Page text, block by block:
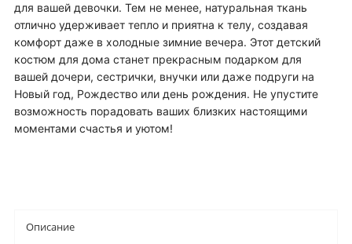
для вашей девочки. Тем не менее, натуральная ткань
отлично удерживает тепло и приятна к телу, создавая
комфорт даже в холодные зимние вечера. Этот детский
костюм для дома станет прекрасным подарком для
вашей дочери, сестрички, внучки или даже подруги на
Новый год, Рождество или день рождения. Не упустите
возможность порадовать ваших близких настоящими
моментами счастья и уютом!
Описание